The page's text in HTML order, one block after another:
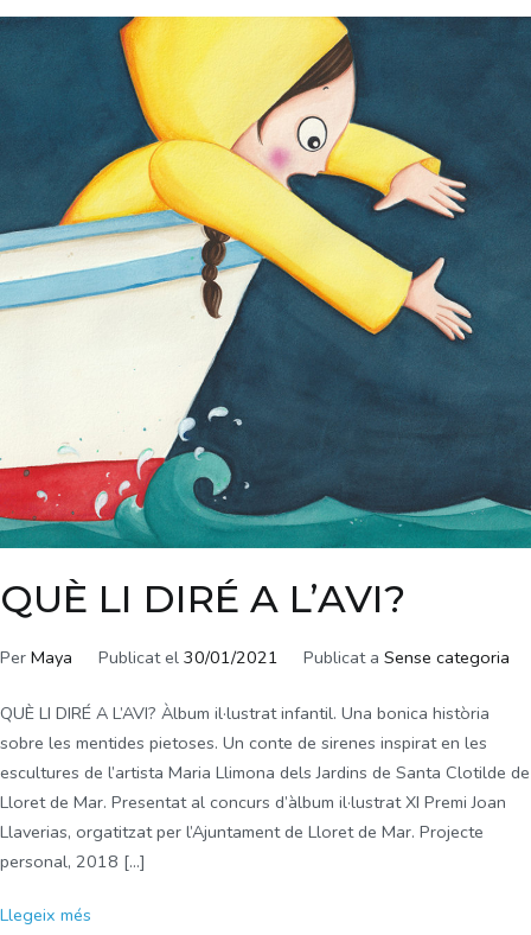
QUÈ LI DIRÉ A L’AVI?
Per Maya Publicat el 30/01/2021 Publicat aSense categoria
QUÈ LI DIRÉ A L’AVI? Àlbum il·lustrat infantil. Una bonica història
sobre les mentides pietoses. Un conte de sirenes inspirat en les
escultures de l’artista Maria Llimona dels Jardins de Santa Clotilde de
Lloret de Mar. Presentat al concurs d’àlbum il·lustrat XI Premi Joan
Llaverias, orgatitzat per l’Ajuntament de Lloret de Mar. Projecte
personal, 2018 […]
Llegeix més